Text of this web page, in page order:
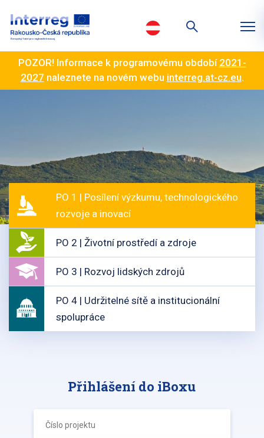
POZOR! Informace k programovému období 2021-
2027 naleznete na novém webu interreg.at-cz.eu.
PO 1 | Posílení výzkumu, technologického
rozvoje a inovací
PO 2 | Životní prostředí a zdroje
PO 3 | Rozvoj lidských zdrojů
PO 4 | Udržitelné sítě a institucionální
spolupráce
Přihlášení do iBoxu